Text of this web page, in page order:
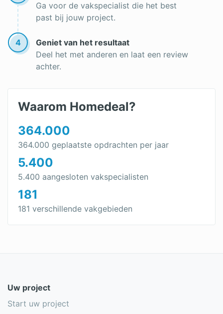
Ga voor de vakspecialist die het best
past bij jouw project.
4
Geniet van het resultaat
Deel het met anderen en laat een review
achter.
Waarom Homedeal?
364.000
364.000 geplaatste opdrachten per jaar
5.400
5.400 aangesloten vakspecialisten
181
181 verschillende vakgebieden
Uw project
Start uw project